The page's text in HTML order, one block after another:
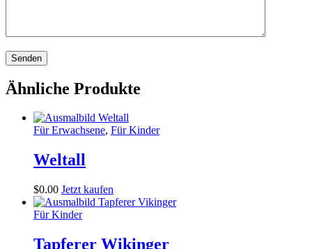
Ähnliche Produkte
Für Erwachsene, Für Kinder
Weltall
$0.00 Jetzt kaufen
Für Kinder
Tapferer Wikinger